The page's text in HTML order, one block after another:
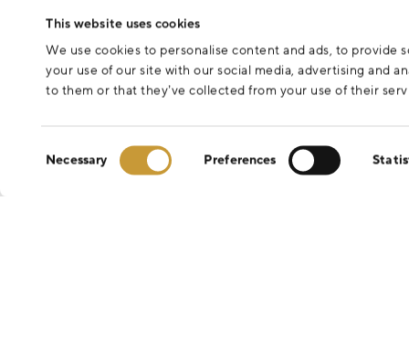
This website uses cookies
We use cookies to personalise content and ads, to provide
your use of our site with our social media, advertising and
to them or that they’ve collected from your use of their
Necessary Preferences